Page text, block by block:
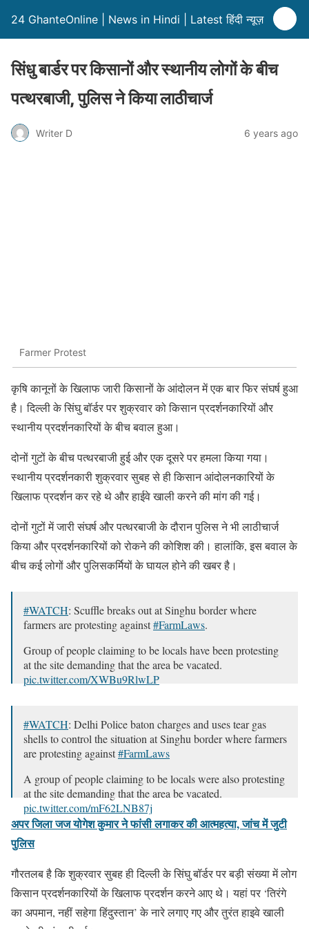
24 GhanteOnline | News in Hindi | Latest हिंदी न्यूज़
सिंधु बार्डर पर किसानों और स्थानीय लोगों के बीच
पत्थरबाजी, पुलिस ने किया लाठीचार्ज
Writer D 6 years ago
Farmer Protest
कृषि कानूनों के खिलाफ जारी किसानों के आंदोलन में एक बार फिर संघर्ष हुआ
है। दिल्ली के सिंघु बॉर्डर पर शुक्रवार को किसान प्रदर्शनकारियों और
स्थानीय प्रदर्शनकारियों के बीच बवाल हुआ।
दोनों गुटों के बीच पत्थरबाजी हुई और एक दूसरे पर हमला किया गया।
स्थानीय प्रदर्शनकारी शुक्रवार सुबह से ही किसान आंदोलनकारियों के
खिलाफ प्रदर्शन कर रहे थे और हाईवे खाली करने की मांग की गई।
दोनों गुटों में जारी संघर्ष और पत्थरबाजी के दौरान पुलिस ने भी लाठीचार्ज
किया और प्रदर्शनकारियों को रोकने की कोशिश की। हालांकि, इस बवाल के
बीच कई लोगों और पुलिसकर्मियों के घायल होने की खबर है।
#WATCH: Scuffle breaks out at Singhu border where
farmers are protesting against#FarmLaws.
Group of people claiming to be locals have been protesting
at the site demanding that the area be vacated.
pic.twitter.com/XWBu9RlwLP
#WATCH: Delhi Police baton charges and uses tear gas
shells to control the situation at Singhu border where farmers
are protesting against#FarmLaws
A group of people claiming to be locals were also protesting
at the site demanding that the area be vacated.
pic.twitter.com/mF62LNB87j
— ANI (@ANI)January 29, 2021
अपर जिला जज योगेश कुमार ने फांसी लगाकर की आत्महत्या, जांच में जुटी
पुलिस
गौरतलब है कि शुक्रवार सुबह ही दिल्ली के सिंघु बॉर्डर पर बड़ी संख्या में लोग
किसान प्रदर्शनकारियों के खिलाफ प्रदर्शन करने आए थे। यहां पर ‘तिरंगे
का अपमान, नहीं सहेगा हिंदुस्तान’ के नारे लगाए गए और तुरंत हाइवे खाली